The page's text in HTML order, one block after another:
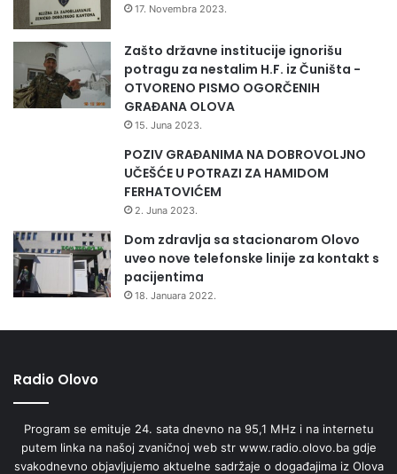
17. Novembra 2023.
Zašto državne institucije ignorišu
potragu za nestalim H.F. iz Čuništa -
OTVORENO PISMO OGORČENIH
GRAĐANA OLOVA
15. Juna 2023.
POZIV GRAĐANIMA NA DOBROVOLJNO
UČEŠĆE U POTRAZI ZA HAMIDOM
FERHATOVIĆEM
2. Juna 2023.
Dom zdravlja sa stacionarom Olovo
uveo nove telefonske linije za kontakt s
pacijentima
18. Januara 2022.
Radio Olovo
Program se emituje 24. sata dnevno na 95,1 MHz i na internetu
putem linka na našoj zvaničnoj web str www.radio.olovo.ba gdje
svakodnevno objavljujemo aktuelne sadržaje o događajima iz Olova